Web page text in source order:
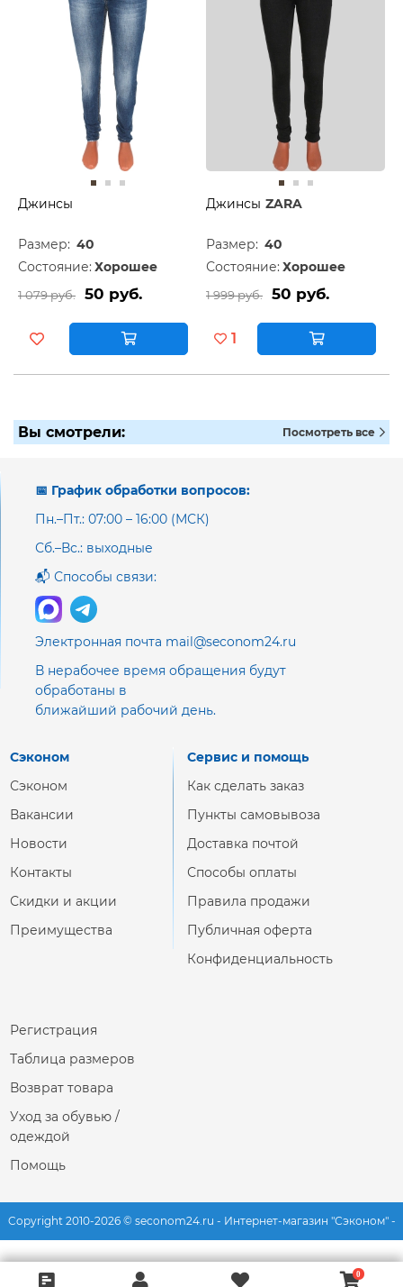
Джинсы
Размер: 40
Состояние: Хорошее
1 079 руб. 50 руб.
Джинсы ZARA
Размер: 40
Состояние: Хорошее
1 999 руб. 50 руб.
1
Вы смотрели: Посмотреть все
📅 График обработки вопросов:
Пн.–Пт.: 07:00 – 16:00 (МСК)
Сб.–Вс.: выходные
📬 Способы связи:
Электронная почта mail@seconom24.ru
В нерабочее время обращения будут
обработаны в
ближайший рабочий день.
Сэконом
Сэконом
Вакансии
Новости
Контакты
Скидки и акции
Преимущества
Сервис и помощь
Как сделать заказ
Пункты самовывоза
Доставка почтой
Способы оплаты
Правила продажи
Публичная оферта
Конфиденциальность
Регистрация
Таблица размеров
Возврат товара
Уход за обувью /
одеждой
Помощь
Copyright 2010-2026 © seconom24.ru - Интернет-магазин "Сэконом" -
секонд хенд одежды и обуви из Европы. Все права защищены.